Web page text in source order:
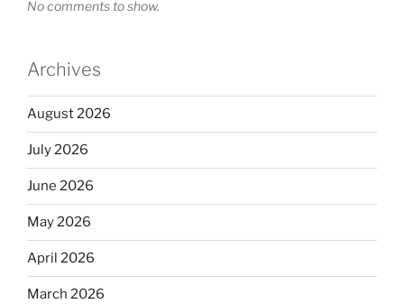
No comments to show.
Archives
August 2026
July 2026
June 2026
May 2026
April 2026
March 2026